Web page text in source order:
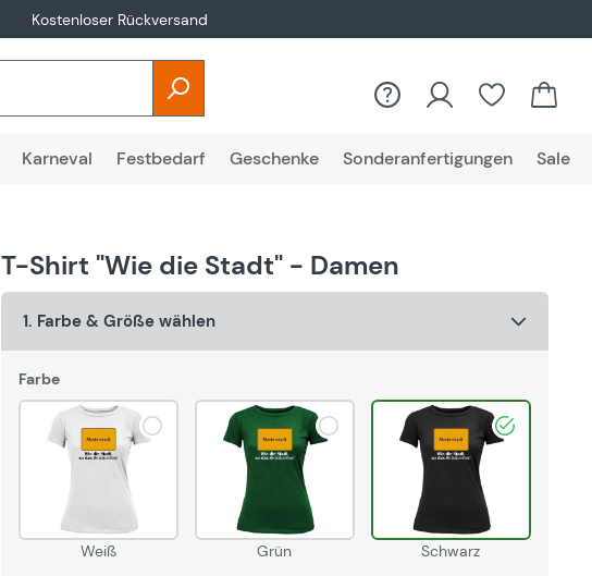
Kostenloser Rückversand
Du hast 0
Karneval Festbedarf Geschenke Sonderanfertigungen Sale
T-Shirt "Wie die Stadt" - Damen
1. Farbe & Größe wählen
Farbe
Weiß Grün Schwarz